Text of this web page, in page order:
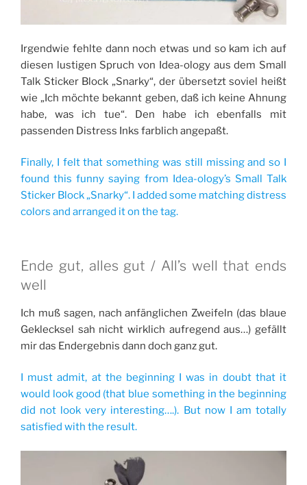
Irgendwie fehlte dann noch etwas und so kam ich auf
diesen lustigen Spruch von Idea-ology aus dem Small
Talk Sticker Block „Snarky“, der übersetzt soviel heißt
wie „Ich möchte bekannt geben, daß ich keine Ahnung
habe, was ich tue“. Den habe ich ebenfalls mit
passenden Distress Inks farblich angepaßt.
Finally, I felt that something was still missing and so I
found this funny saying from Idea-ology’s Small Talk
Sticker Block „Snarky“. I added some matching distress
colors and arranged it on the tag.
Ende gut, alles gut / All’s well that ends
well
Ich muß sagen, nach anfänglichen Zweifeln (das blaue
Geklecksel sah nicht wirklich aufregend aus…) gefällt
mir das Endergebnis dann doch ganz gut.
I must admit, at the beginning I was in doubt that it
would look good (that blue something in the beginning
did not look very interesting….). But now I am totally
satisfied with the result.